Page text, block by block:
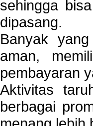
sehingga
dipasang.
Banyak
aman,
pembayaran
Aktivitas
berbagai